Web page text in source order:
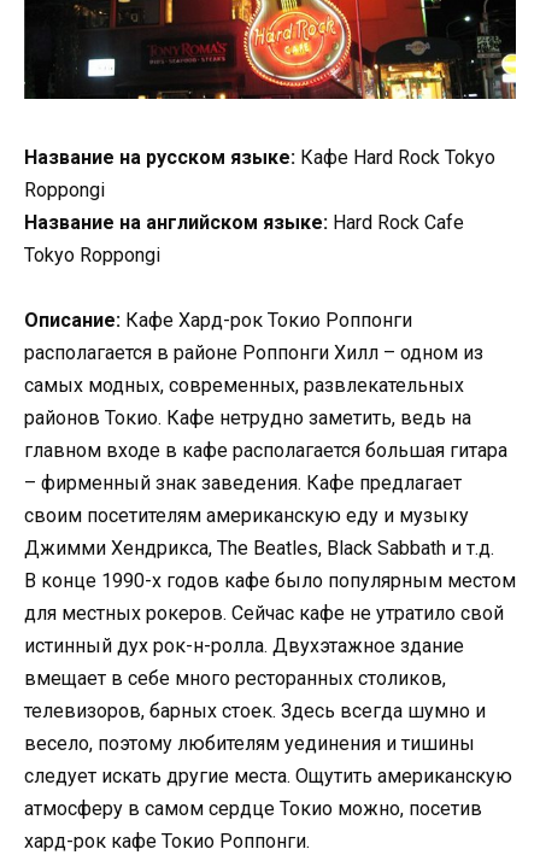
Название на русском языке: Кафе Hard Rock Tokyo
Roppongi
Название на английском языке: Hard Rock Cafe
Tokyo Roppongi
Описание: Кафе Хард-рок Токио Роппонги
располагается в районе Роппонги Хилл – одном из
самых модных, современных, развлекательных
районов Токио. Кафе нетрудно заметить, ведь на
главном входе в кафе располагается большая гитара
– фирменный знак заведения. Кафе предлагает
своим посетителям американскую еду и музыку
Джимми Хендрикса, The Beatles, Black Sabbath и т.д.
В конце 1990-х годов кафе было популярным местом
для местных рокеров. Сейчас кафе не утратило свой
истинный дух рок-н-ролла. Двухэтажное здание
вмещает в себе много ресторанных столиков,
телевизоров, барных стоек. Здесь всегда шумно и
весело, поэтому любителям уединения и тишины
следует искать другие места. Ощутить американскую
атмосферу в самом сердце Токио можно, посетив
хард-рок кафе Токио Роппонги.